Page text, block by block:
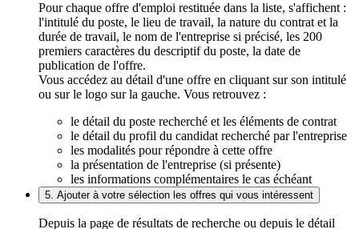
Pour chaque offre d'emploi restituée dans la liste, s'affichent :
l'intitulé du poste, le lieu de travail, la nature du contrat et la
durée de travail, le nom de l'entreprise si précisé, les 200
premiers caractères du descriptif du poste, la date de
publication de l'offre.
Vous accédez au détail d'une offre en cliquant sur son intitulé
ou sur le logo sur la gauche. Vous retrouvez :
le détail du poste recherché et les éléments de contrat
le détail du profil du candidat recherché par l'entreprise
les modalités pour répondre à cette offre
la présentation de l'entreprise (si présente)
les informations complémentaires le cas échéant
5. Ajouter à votre sélection les offres qui vous intéressent
Depuis la page de résultats de recherche ou depuis le détail